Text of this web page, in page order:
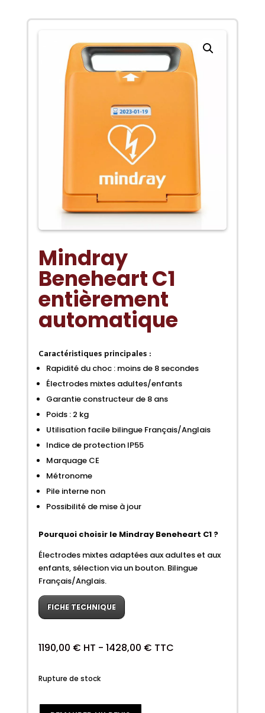
Mindray
Beneheart C1
entièrement
automatique
Caractéristiques principales :
Rapidité du choc : moins de 8 secondes
Électrodes mixtes adultes/enfants
Garantie constructeur de 8 ans
Poids : 2 kg
Utilisation facile bilingue Français/Anglais
Indice de protection IP55
Marquage CE
Métronome
Pile interne non
Possibilité de mise à jour
Pourquoi choisir le Mindray Beneheart C1 ?
Électrodes mixtes adaptées aux adultes et aux
enfants, sélection via un bouton. Bilingue
Français/Anglais.
FICHE TECHNIQUE
1190,00 € HT - 1428,00 € TTC
Rupture de stock